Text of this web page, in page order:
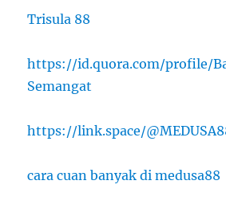
Trisula 88
https://id.quora.com/profile/
Semangat
https://link.space/
cara cuan banyak di medusa88